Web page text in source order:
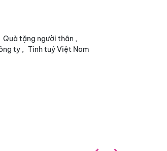
Quà tặng người thân ,
ty, Tinh tuý Việt Nam